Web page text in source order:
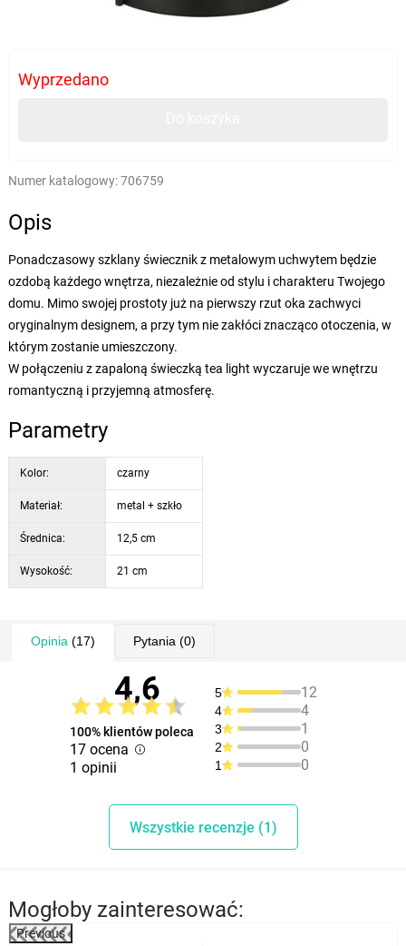
Wyprzedano
Numer katalogowy:706759
Opis
Ponadczasowy szklany świecznik z metalowym uchwytem będzie
ozdobą każdego wnętrza, niezależnie od stylu i charakteru Twojego
domu. Mimo swojej prostoty już na pierwszy rzut oka zachwyci
oryginalnym designem, a przy tym nie zakłóci znacząco otoczenia, w
którym zostanie umieszczony.
W połączeniu z zapaloną świeczką tea light wyczaruje we wnętrzu
romantyczną i przyjemną atmosferę.
Parametry
Kolor: czarny
Materiał: metal + szkło
Średnica: 12,5 cm
Wysokość: 21 cm
Opinia (17) Pytania (0)
4,6
100% klientów poleca
17 ocena
1 opinii
5 12
4 4
3 1
2 0
1 0
Wszystkie recenzje (1)
Mogłoby zainteresować:
Previous